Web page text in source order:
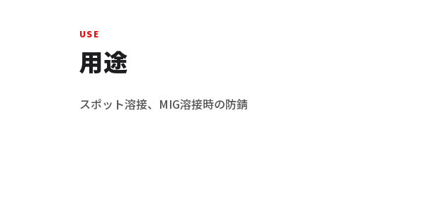
USE
用途
スポット溶接、MIG溶接時の防錆